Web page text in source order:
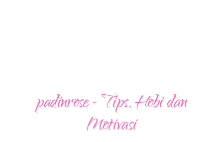
padinrose - Tips, Hobi dan
Motivasi